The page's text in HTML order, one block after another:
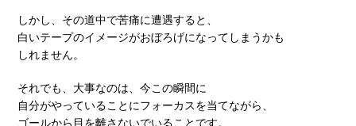
しかし、その道中で苦痛に遭遇すると、
白いテープのイメージがおぼろげになってしまうかも
しれません。
それでも、大事なのは、今この瞬間に
自分がやっていることにフォーカスを当てながら、
ゴールから目を離さないでいることです。